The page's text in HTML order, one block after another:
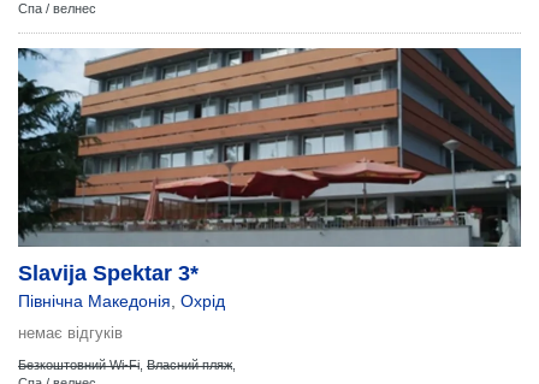
Спа / велнес
Slavija Spektar 3*
Північна Македонія Охрід
немає відгуків
Безкоштовний Wi-Fi Власний пляж